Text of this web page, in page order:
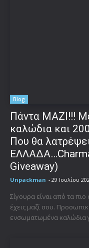
Blog
Πάντα ΜΑΖΙ!!!
καλώδια και
Που θα
Giveaway)
Unpackman - 29 Ιουλίου
Σίγουρα είναι από τα
έχεις μαζί σου.
ενσωματωμένα καλώδια